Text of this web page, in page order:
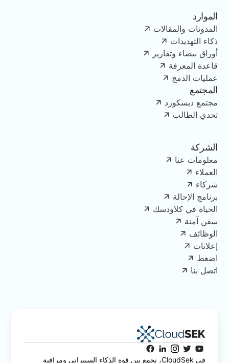
الموارد
المدونات والمقالات
ذكاء التهديدات
أوراق بيضاء وتقارير
قاعدة المعرفة
عمليات الدمج
المجتمع
مجتمع ديسكورد
تحدي الطالب
الشركة
معلومات عنا
العملاء
شركاء
برنامج الإحالة
الحياة في كلاودسك
سفن آمنة
الوظائف
إعلانات
اضغط
اتصل بنا
في CloudSek، نجمع بين قوة الذكاء السيبراني ومراقبة